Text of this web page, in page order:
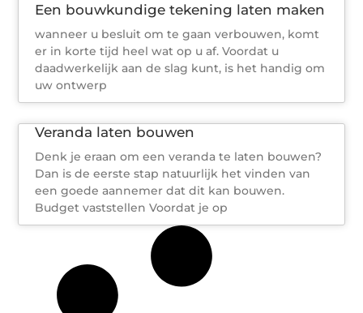
Een bouwkundige tekening laten maken
wanneer u besluit om te gaan verbouwen, komt
er in korte tijd heel wat op u af. Voordat u
daadwerkelijk aan de slag kunt, is het handig om
uw ontwerp
Veranda laten bouwen
Denk je eraan om een veranda te laten bouwen?
Dan is de eerste stap natuurlijk het vinden van
een goede aannemer dat dit kan bouwen.
Budget vaststellen Voordat je op